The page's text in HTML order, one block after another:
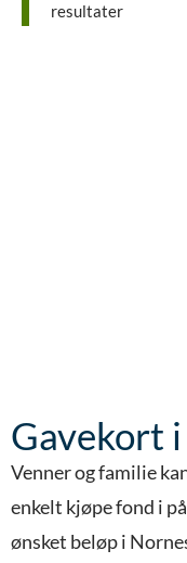
resultater
Gavekort
Venner og familie
enkelt kjøpe fond i på
ønsket beløp i